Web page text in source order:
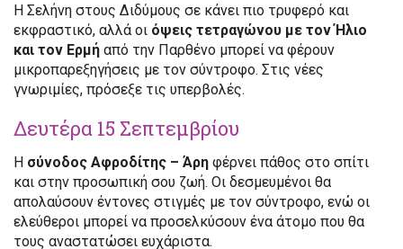
Η Σελήνη στους Διδύμους σε κάνει πιο τρυφερό και
εκφραστικό, αλλά οι όψεις τετραγώνου με τον Ήλιο
και τον Ερμή από την Παρθένο μπορεί να φέρουν
μικροπαρεξηγήσεις με τον σύντροφο. Στις νέες
γνωριμίες, πρόσεξε τις υπερβολές.
Δευτέρα 15 Σεπτεμβρίου
Η σύνοδος Αφροδίτης – Άρη φέρνει πάθος στο σπίτι
και στην προσωπική σου ζωή. Οι δεσμευμένοι θα
απολαύσουν έντονες στιγμές με τον σύντροφο, ενώ οι
ελεύθεροι μπορεί να προσελκύσουν ένα άτομο που θα
τους αναστατώσει ευχάριστα.